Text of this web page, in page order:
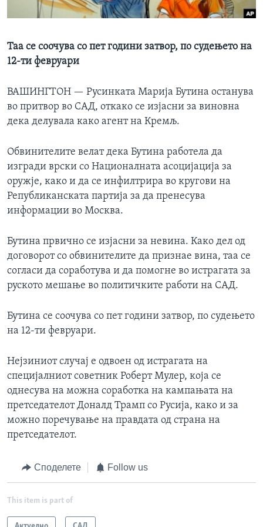
ИНТЕРВЈУА
Таа се соочува со пет години затвор, по судењето на
12-ти февруари
ВАШИНГТОН — Русинката Марија Бутина останува
во притвор во САД, откако се изјасни за виновна
дека делувала како агент на Кремљ.
Обвинителите велат дека Бутина работела да
изгради врски со Националната асоцијација за
оружје, како и да се инфилтрира во кругови на
Републиканската партија за да пренесува
информации во Москва.
Бутина првично се изјасни за невина. Како дел од
договорот со обвинителите да признае вина, таа се
согласи да соработува и да помогне во истрагата за
руското мешање во политичките работи на САД.
Бутина се соочува со пет години затвор, по судењето
на 12-ти февруари.
Нејзиниот случај е одвоен од истрагата на
специјалниот советник Роберт Мулер, која се
однесува на можна соработка на кампањата на
претседателот Доналд Трамп со Русија, како и за
можно поречување на правдата од страна на
претседателот.
Споделете Follow us
This item is part of